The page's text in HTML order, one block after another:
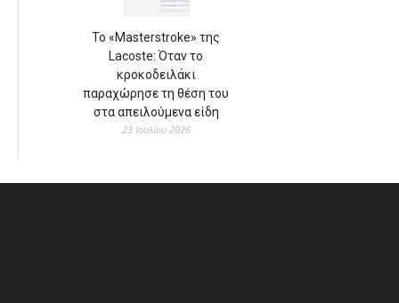
Το «Masterstroke» της
Lacoste: Όταν το
κροκοδειλάκι
παραχώρησε τη θέση του
στα απειλούμενα είδη
23 Ιουλίου 2026